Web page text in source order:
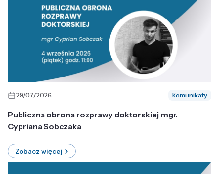
29/07/2026 Komunikaty
Publiczna obrona rozprawy doktorskiej mgr.
Cypriana Sobczaka
Zobacz więcej